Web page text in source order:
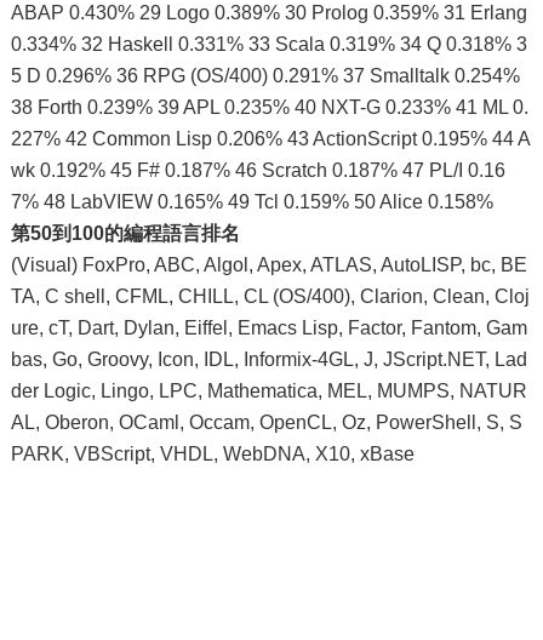
ABAP 0.430% 29 Logo 0.389% 30 Prolog 0.359% 31 Erlang
0.334% 32 Haskell 0.331% 33 Scala 0.319% 34 Q 0.318% 3
5 D 0.296% 36 RPG (OS/400) 0.291% 37 Smalltalk 0.254%
38 Forth 0.239% 39 APL 0.235% 40 NXT-G 0.233% 41 ML 0.
227% 42 Common Lisp 0.206% 43 ActionScript 0.195% 44 A
wk 0.192% 45 F# 0.187% 46 Scratch 0.187% 47 PL/I 0.16
7% 48 LabVIEW 0.165% 49 Tcl 0.159% 50 Alice 0.158%
第50到100的編程語言排名
(Visual) FoxPro, ABC, Algol, Apex, ATLAS, AutoLISP, bc, BE
TA, C shell, CFML, CHILL, CL (OS/400), Clarion, Clean, Cloj
ure, cT, Dart, Dylan, Eiffel, Emacs Lisp, Factor, Fantom, Gam
bas, Go, Groovy, Icon, IDL, Informix-4GL, J, JScript.NET, Lad
der Logic, Lingo, LPC, Mathematica, MEL, MUMPS, NATUR
AL, Oberon, OCaml, Occam, OpenCL, Oz, PowerShell, S, S
PARK, VBScript, VHDL, WebDNA, X10, xBase